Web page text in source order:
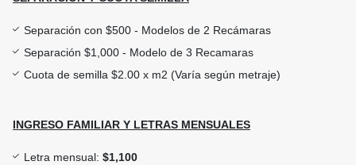
Separación con $500 - Modelos de 2 Recámaras
Separación $1,000 - Modelo de 3 Recamaras
Cuota de semilla $2.00 x m2 (Varía según metraje)
INGRESO FAMILIAR Y LETRAS MENSUALES
Letra mensual: $1,100